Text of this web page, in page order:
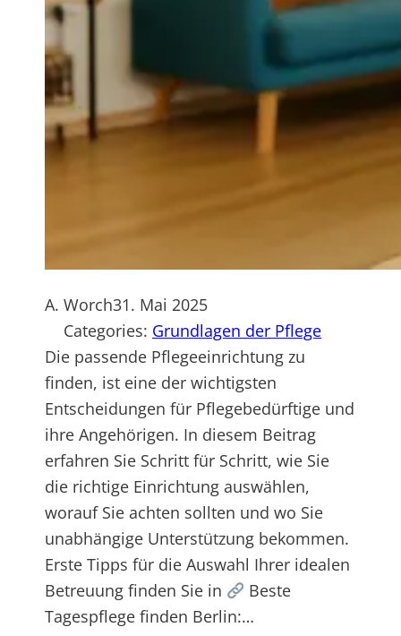
A. Worch31. Mai 2025
Categories: Grundlagen der Pflege
Die passende Pflegeeinrichtung zu
finden, ist eine der wichtigsten
Entscheidungen für Pflegebedürftige und
ihre Angehörigen. In diesem Beitrag
erfahren Sie Schritt für Schritt, wie Sie
die richtige Einrichtung auswählen,
worauf Sie achten sollten und wo Sie
unabhängige Unterstützung bekommen.
Erste Tipps für die Auswahl Ihrer idealen
Betreuung finden Sie in
Beste
Tagespflege finden Berlin:…